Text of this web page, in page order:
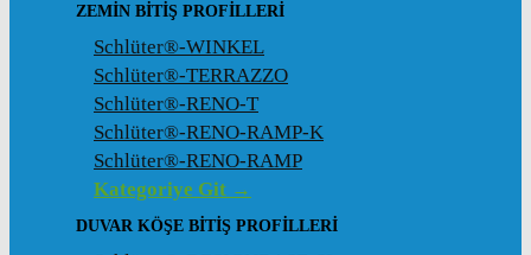
ZEMIN BITIŞ PROFILLERI
Schlüter®-WINKEL
Schlüter®-TERRAZZO
Schlüter®-RENO-T
Schlüter®-RENO-RAMP-K
Schlüter®-RENO-RAMP
Kategoriye Git →
DUVAR KÖŞE BITIŞ PROFILLERI